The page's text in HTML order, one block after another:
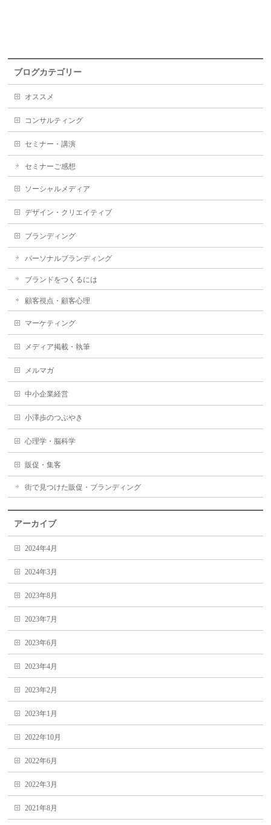
ブログカテゴリー
オススメ
コンサルティング
セミナー・講演
セミナーご感想
ソーシャルメディア
デザイン・クリエイティブ
ブランディング
パーソナルブランディング
ブランドをつくるには
顧客視点・顧客心理
マーケティング
メディア掲載・執筆
メルマガ
中小企業経営
小澤歩のつぶやき
心理学・脳科学
販促・集客
街で見つけた販促・ブランディング
アーカイブ
2024年4月
2024年3月
2023年8月
2023年7月
2023年6月
2023年4月
2023年2月
2023年1月
2022年10月
2022年6月
2022年3月
2021年8月